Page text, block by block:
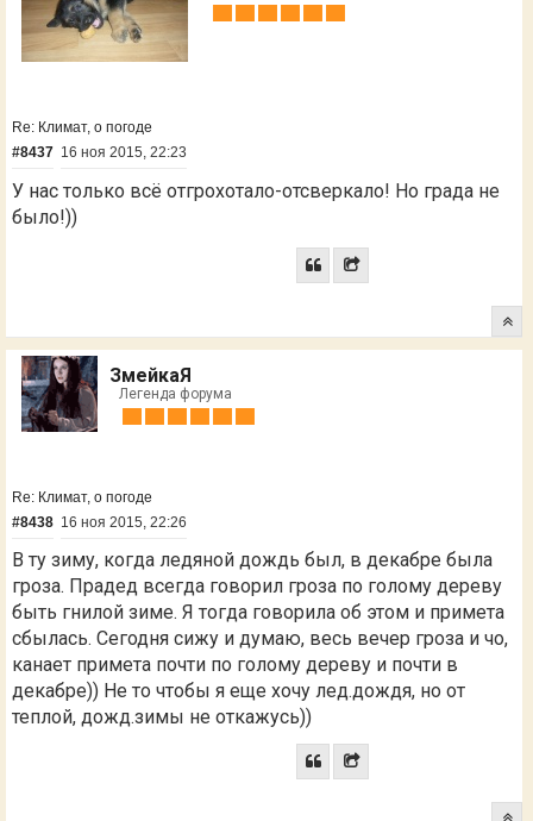
Re: Климат, о погоде
#8437 16 ноя 2015, 22:23
У нас только всё отгрохотало-отсверкало! Но града не
было!))
ЗмейкаЯ
Легенда форума
Re: Климат, о погоде
#8438 16 ноя 2015, 22:26
В ту зиму, когда ледяной дождь был, в декабре была
гроза. Прадед всегда говорил гроза по голому дереву
быть гнилой зиме. Я тогда говорила об этом и примета
сбылась. Сегодня сижу и думаю, весь вечер гроза и чо,
канает примета почти по голому дереву и почти в
декабре)) Не то чтобы я еще хочу лед.дождя, но от
теплой, дожд.зимы не откажусь))